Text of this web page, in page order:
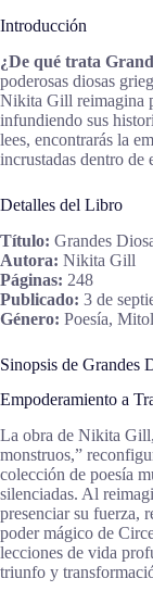
Introducción
¿De qué trata
poderosas diosas
Nikita Gill reimagina
infundiendo sus
lees, encontrarás la
incrustadas dentro de
Detalles del Libro
Título: Grandes
Autora: Nikita Gill
Páginas: 248
Publicado: 3 de
Género: Poesía,
Sinopsis de Grandes
Empoderamiento a
La obra de Nikita
monstruos,”
colección de poesía
silenciadas. Al
presenciar su fuerza,
poder mágico de
lecciones de vida
triunfo y